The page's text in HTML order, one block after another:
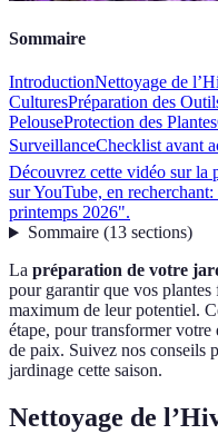
Sommaire
IntroductionNettoyage de
CulturesPréparation des
PelouseProtection des Plantes
SurveillanceChecklist avant
Découvrez cette vidéo sur la
sur YouTube, en
printemps 2026".
Sommaire(13 sections)
La préparation de votre
pour garantir que vos plantes
maximum de leur potentiel.
étape, pour transformer
de paix. Suivez nos conseils
jardinage cette saison.
Nettoyage de